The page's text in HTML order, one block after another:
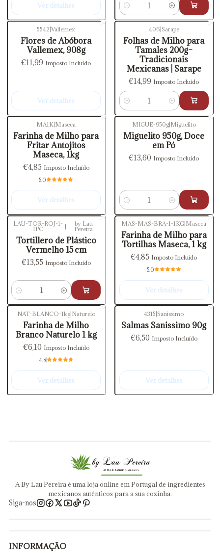
Ver detalhes
Quantidade
5542 |Vallemex
Flores de Abóbora
Vallemex, 908g
€11,99 Imposto Incluído
Ver detalhes
406 Sarape
Folhas de Milho para
Tamales 200g–
Tradicionais
Mexicanas | Sarape
€14,99 Imposto Incluído
Quantidade
MA1K|Maseca
Farinha de Milho para
Fritar Antojitos
Maseca, 1kg
€4,85 Imposto Incluído
5.0
Ver detalhes
MIGUE-950g|Miguelito
Miguelito 950g, Doce
em Pó
€13,60 Imposto Incluído
Quantidade
LAU-TOR-ROJ-1-
1PC
by Lau
Pereira
Tortillero de Plástico
Vermelho 15 cm
€13,55 Imposto Incluído
Quantidade
Esgotado
MAS-MAS-BRA-1-1KG Maseca
Farinha de Milho para
Tortilhas Maseca, 1 kg
€4,85 Imposto Incluído
5.0
Ver detalhes
Esgotado
NAT-BLANCO-1kg| Naturelo
Farinha de Milho
Branco Naturelo 1 kg
€6,10 Imposto Incluído
4.8
Ver detalhes
Esgotado
4315 Sanissimo
Salmas Sanissimo 90g
€6,50 Imposto Incluído
Ver detalhes
A By Lau Pereira é uma loja online em Portugal de ingredientes
mexicanos autênticos para a sua cozinha.
Siga-nos
INFORMAÇÃO